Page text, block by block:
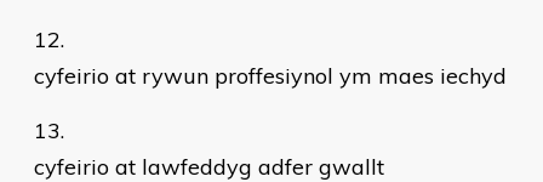
cyfeirio at rywun proffesiynol ym maes iechyd
cyfeirio at lawfeddyg adfer gwallt